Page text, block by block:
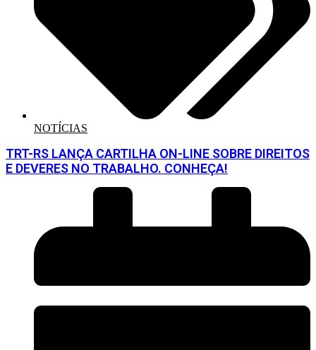
NOTÍCIAS
TRT-RS LANÇA CARTILHA ON-LINE SOBRE DIREITOS
E DEVERES NO TRABALHO. CONHEÇA!